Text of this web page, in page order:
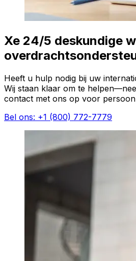
Xe 24/5 deskundige
Heeft u hulp nodig bij uw
Wij staan klaar om te
contact met ons op voor
Bel ons: +1 (800) 772-7779